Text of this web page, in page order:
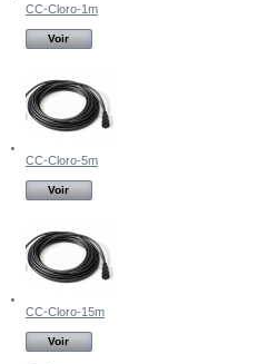
CC-Cloro-1m
Voir
CC-Cloro-5m
Voir
CC-Cloro-15m
Voir